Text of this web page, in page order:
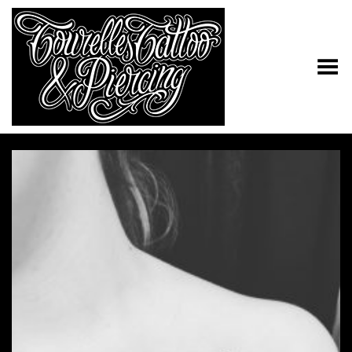
Toggle Menu